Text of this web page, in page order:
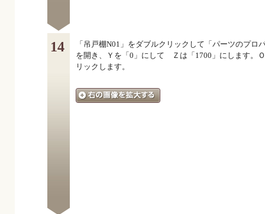
14
「吊戸棚N01」をダブルクリックして「パーツのプロ
を開き、Ｙを「0」にして Ｚは「1700」にします。
リックします。